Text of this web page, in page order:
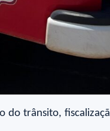
trânsito,